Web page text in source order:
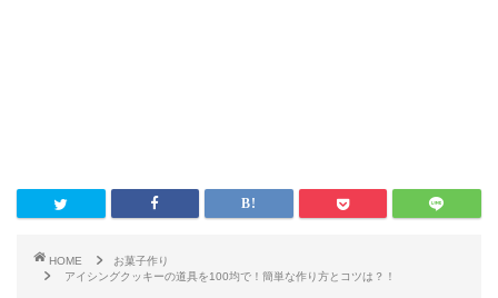
HOME
お菓子作り
アイシングクッキーの道具を100均で！簡単な作り方とコツは？！